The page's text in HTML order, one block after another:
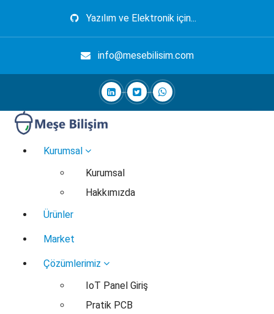
Yazılım ve Elektronik için...
info@mesebilisim.com
Elektronik, Yazılım, Otomasyon, Robotik
Kurumsal
Kurumsal
Hakkımızda
Ürünler
Market
Çözümlerimiz
IoT Panel Giriş
Pratik PCB